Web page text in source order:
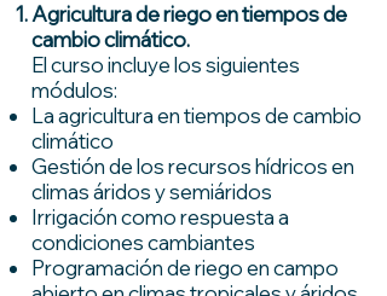
Agricultura de riego en tiempos de
cambio climático.
El curso incluye los siguientes
módulos:
La agricultura en tiempos de cambio
climático
Gestión de los recursos hídricos en
climas áridos y semiáridos
Irrigación como respuesta a
condiciones cambiantes
Programación de riego en campo